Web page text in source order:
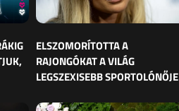
ELSZOMORÍTOTTA A
RAJONGÓKAT A VILÁG
LEGSZEXISEBB SPORTOLÓNŐJE